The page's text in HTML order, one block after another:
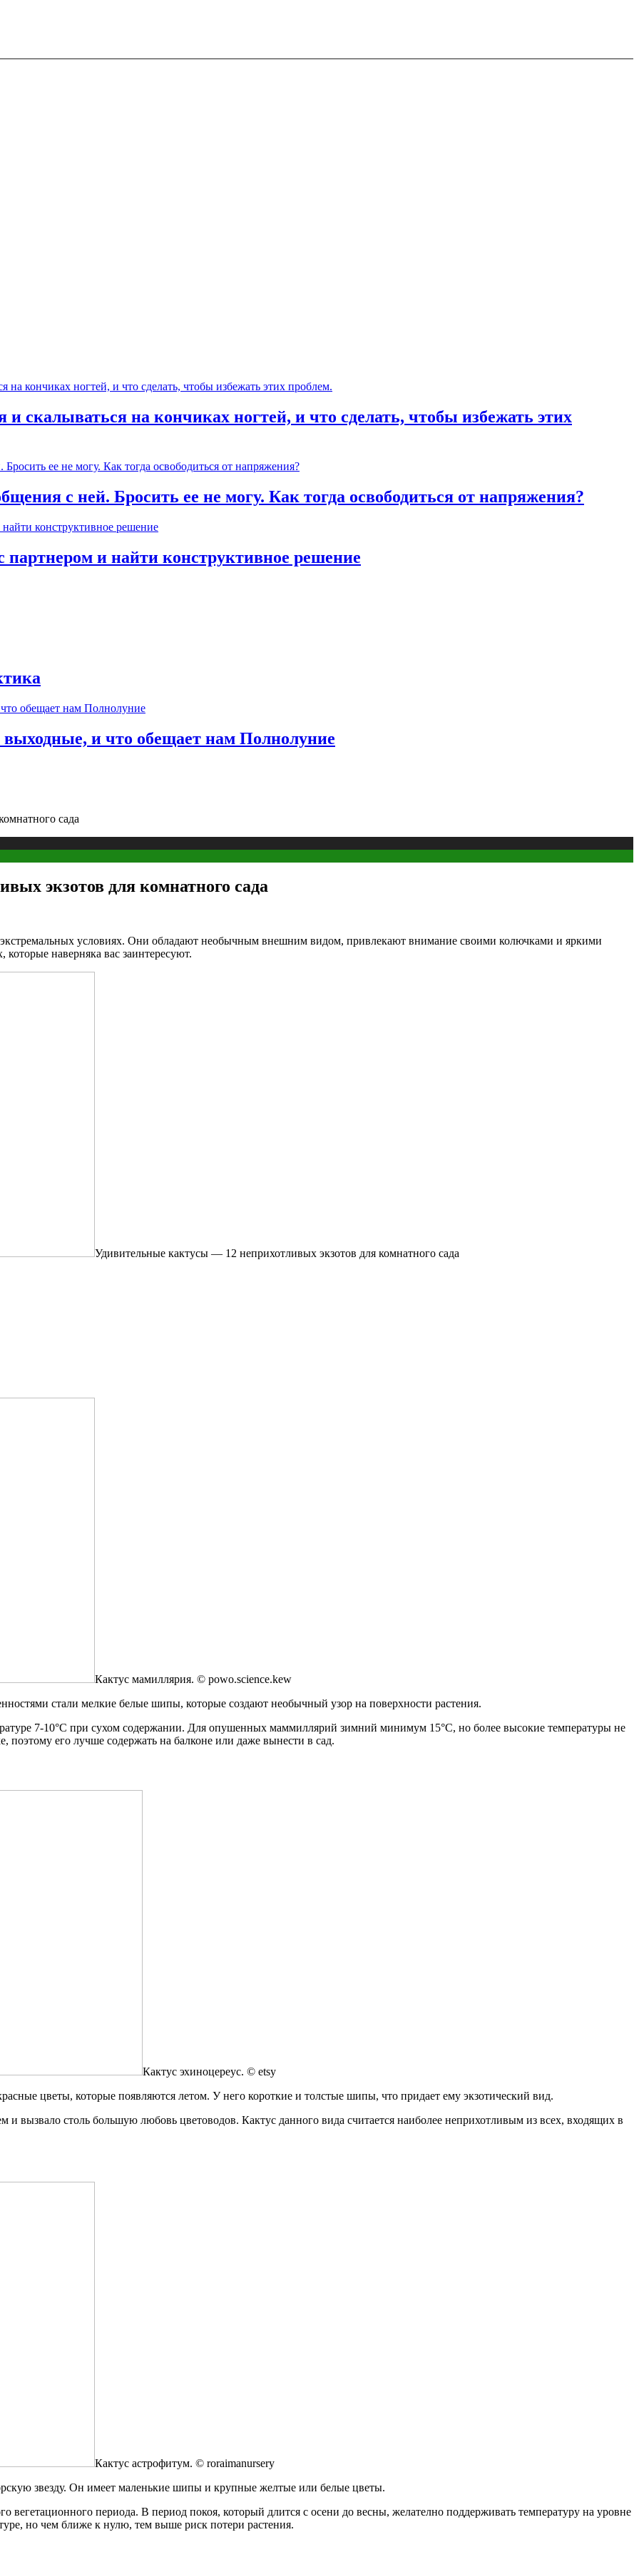
скалываться на кончиках ногтей, и что сделать, чтобы избежать этих
с ней. Бросить ее не могу. Как тогда освободиться от напряжения?
партнером и найти конструктивное решение
выходные, и что обещает нам Полнолуние
сада
экзотов для комнатного сада
условиях. Они обладают необычным внешним видом, привлекают внимание своими колючками и яркими
наверняка вас заинтересуют.
Удивительные кактусы — 12 неприхотливых экзотов для комнатного сада
Кактус мамиллярия. © powo.science.kew
стали мелкие белые шипы, которые создают необычный узор на поверхности растения.
7-10°С при сухом содержании. Для опушенных маммиллярий зимний минимум 15°С, но более высокие температуры не
поэтому его лучше содержать на балконе или даже вынести в сад.
Кактус эхиноцереус. © etsy
цветы, которые появляются летом. У него короткие и толстые шипы, что придает ему экзотический вид.
и вызвало столь большую любовь цветоводов. Кактус данного вида считается наиболее неприхотливым из всех, входящих в
Кактус астрофитум. © roraimanursery
звезду. Он имеет маленькие шипы и крупные желтые или белые цветы.
периода. В период покоя, который длится с осени до весны, желателно поддерживать температуру на уровне
но чем ближе к нулю, тем выше риск потери растения.